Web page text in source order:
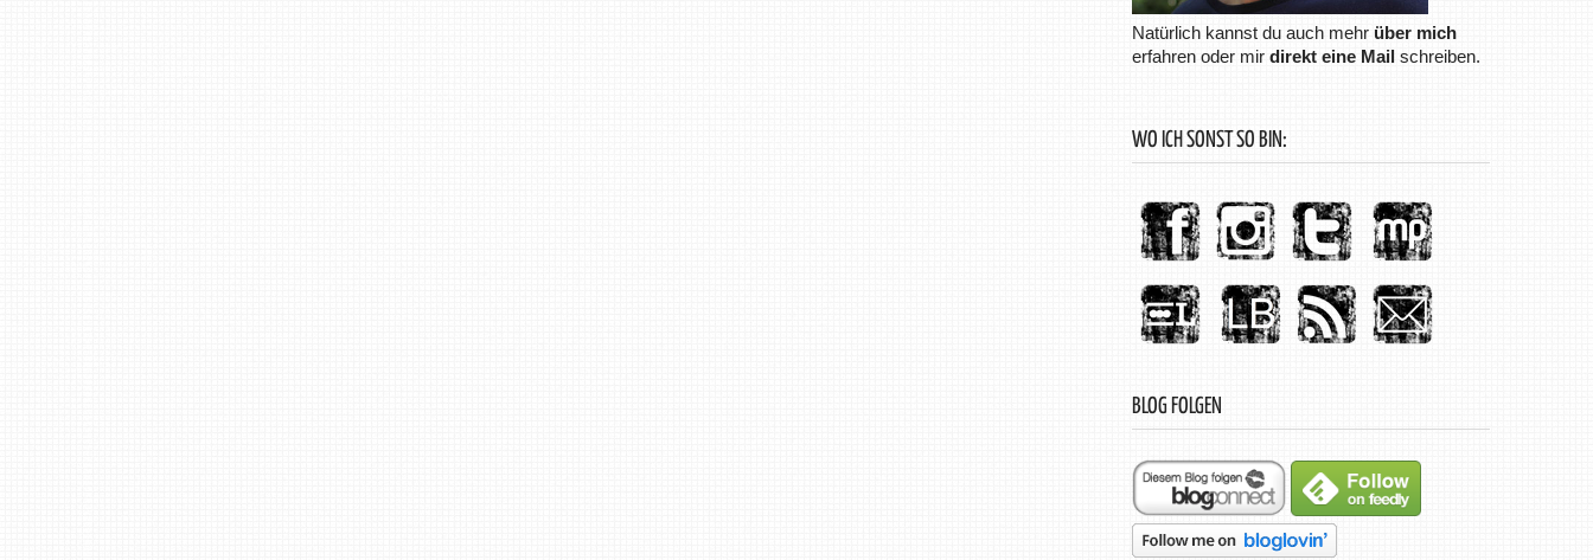
Natürlich kannst du auch mehr über mich
erfahren oder mirdirekt eine Mail schreiben.
WO ICH SONST SO BIN:
BLOG FOLGEN